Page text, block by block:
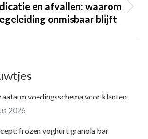
Volgende
pagina
en afvallen: waarom
onmisbaar blijft
voedingsschema voor klanten
2026
frozen yoghurt granola bar